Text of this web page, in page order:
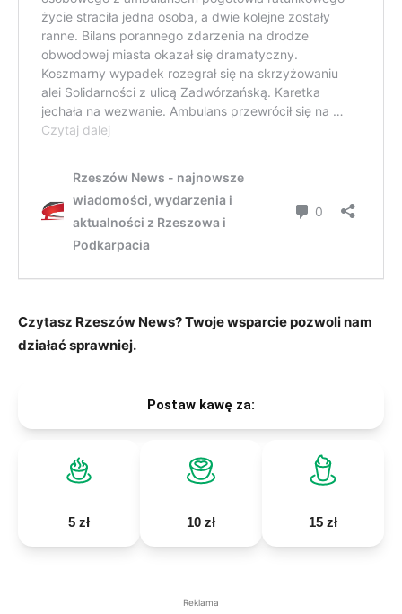
Czytasz Rzeszów News? Twoje wsparcie pozwoli nam
działać sprawniej.
Postaw kawę za:
5 zł 10 zł 15 zł
Reklama